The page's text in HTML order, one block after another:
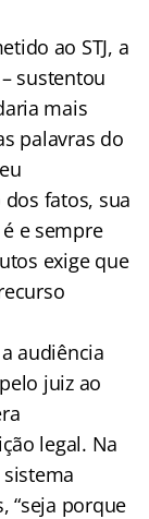
ao STJ, a
sustentou
mais
palavras do
fatos, sua
e sempre
exige que
audiência
juiz ao
legal. Na
“seja porque